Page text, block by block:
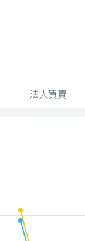
法人買賣